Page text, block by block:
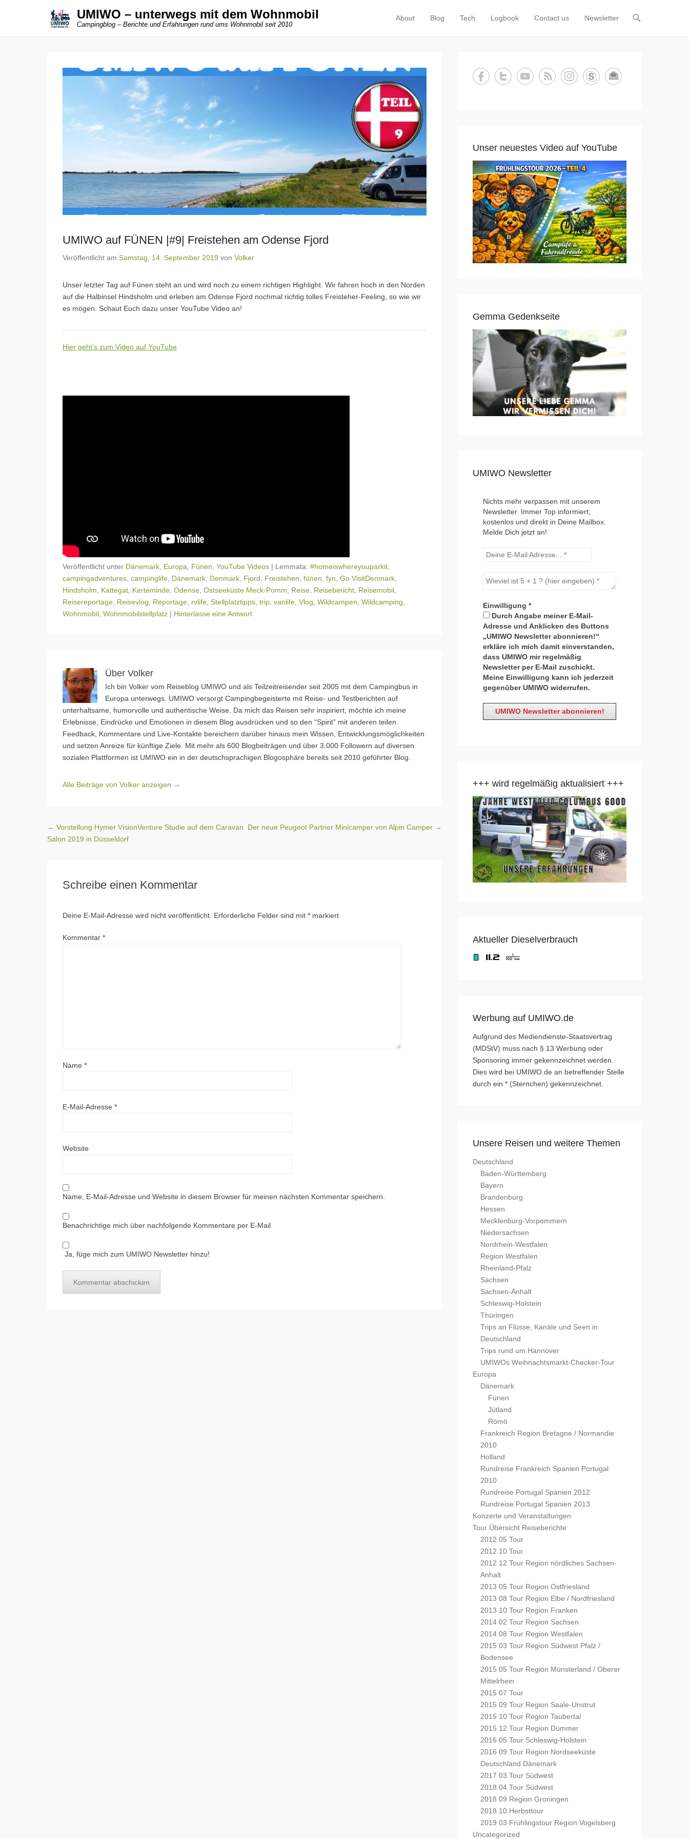
UMIWO – unterwegs mit dem Wohnmobil
Campingblog – Berichte und Erfahrungen rund ums Wohnmobil seit 2010
Primäres Menü
Zum Inhalt springen
About Blog Tech Logbook Contact us Newsletter
UMIWO auf FÜNEN |#9| Freistehen am Odense Fjord
Veröffentlicht am Samstag, 14. September 2019 von Volker
Unser letzter Tag auf Fünen steht an und wird noch zu einem richtigen Highlight. Wir fahren hoch in den Norden
auf die Halbinsel Hindsholm und erleben am Odense Fjord nochmal richtig tolles Freisteher-Feeling, so wie wir
es mögen. Schaut Euch dazu unser YouTube Video an!
Hier geht’s zum Video auf YouTube
Veröffentlicht unter Dänemark Europa Fünen YouTube Videos | Lemmata: #homeiswhereyouparkit
campingadventures campinglife Dänemark Denmark Fjord Freistehen fünen fyn Go VisitDenmark
Hindsholm
Kattegat Kerteminde Odense Ostseeküste Meck-Pomm Reise Reisebericht Reisemobil
Reisereportage Reisevlog Reportage rvlife Stellplatztipps trip vanlife Vlog Wildcampen Wildcamping
Wohnmobil Wohnmobilstellplatz | Hinterlasse eine Antwort
Über Volker
Ich bin Volker vom Reiseblog UMIWO und als Teilzeitreisender seit 2005 mit dem Campingbus in
Europa unterwegs. UMIWO versorgt Campingbegeisterte mit Reise- und Testberichten auf
unterhaltsame, humorvolle und authentische Weise. Da mich das Reisen sehr inspiriert, möchte ich meine
Erlebnisse, Eindrücke und Emotionen in diesem Blog ausdrücken und so den “Spirit” mit anderen teilen.
Feedback, Kommentare und Live-Kontakte bereichern darüber hinaus mein Wissen, Entwicklungsmöglichkeiten
und setzen Anreize für künftige Ziele. Mit mehr als 600 Blogbeiträgen und über 3.000 Followern auf diversen
sozialen Plattformen ist UMIWO ein in der deutschsprachigen Blogosphäre bereits seit 2010 geführter Blog.
Alle Beiträge von Volker anzeigen →
Beitragsnavigation
← Vorstellung Hymer VisionVenture Studie auf dem Caravan
Salon 2019 in Düsseldorf
Der neue Peugeot Partner Minicamper von Alpin Camper →
Schreibe einen Kommentar
Deine E-Mail-Adresse wird nicht veröffentlicht. Erforderliche Felder sind mit * markiert
Kommentar *
Name *
E-Mail-Adresse *
Website
Name, E-Mail-Adresse und Website in diesem Browser für meinen nächsten Kommentar speichern.
Benachrichtige mich über nachfolgende Kommentare per E-Mail
Ja, füge mich zum UMIWO Newsletter hinzu!
Unser neuestes Video auf YouTube
Gemma Gedenkseite
UMIWO Newsletter
Nichts mehr verpassen mit unserem
Newsletter. Immer Top informiert,
kostenlos und direkt in Deine Mailbox.
Melde Dich jetzt an!
Einwilligung *
Durch Angabe meiner E-Mail-
Adresse und Anklicken des Buttons
„UMIWO Newsletter abonnieren!“
erkläre ich mich damit einverstanden,
dass UMIWO mir regelmäßig
Newsletter per E-Mail zuschickt.
Meine Einwilligung kann ich jederzeit
gegenüber UMIWO widerrufen.
+++ wird regelmäßig aktualisiert +++
Aktueller Dieselverbrauch
Werbung auf UMIWO.de
Aufgrund des Mediendienste-Staatsvertrag
(MDStV) muss nach § 13 Werbung oder
Sponsoring immer gekennzeichnet werden.
Dies wird bei UMIWO.de an betreffender Stelle
durch ein * (Sternchen) gekennzeichnet.
Unsere Reisen und weitere Themen
Deutschland
Baden-Württemberg
Bayern
Brandenburg
Hessen
Mecklenburg-Vorpommern
Niedersachsen
Nordrhein-Westfalen
Region Westfalen
Rheinland-Pfalz
Sachsen
Sachsen-Anhalt
Schleswig-Holstein
Thüringen
Trips an Flüsse, Kanäle und Seen in
Deutschland
Trips rund um Hannover
UMIWOs Weihnachtsmarkt-Checker-Tour
Europa
Dänemark
Fünen
Jütland
Römö
Frankreich Region Bretagne / Normandie
2010
Holland
Rundreise Frankreich Spanien Portugal
2010
Rundreise Portugal Spanien 2012
Rundreise Portugal Spanien 2013
Konzerte und Veranstaltungen
Tour Übersicht Reiseberichte
2012 05 Tour
2012 10 Tour
2012 12 Tour Region nördliches Sachsen-
Anhalt
2013 05 Tour Region Ostfriesland
2013 08 Tour Region Elbe / Nordfriesland
2013 10 Tour Region Franken
2014 02 Tour Region Sachsen
2014 08 Tour Region Westfalen
2015 03 Tour Region Südwest Pfalz /
Bodensee
2015 05 Tour Region Münsterland / Oberer
Mittelrhein
2015 07 Tour
2015 09 Tour Region Saale-Unstrut
2015 10 Tour Region Taubertal
2015 12 Tour Region Dümmer
2016 05 Tour Schleswig-Holstein
2016 09 Tour Region Nordseeküste
Deutschland Dänemark
2017 03 Tour Südwest
2018 04 Tour Südwest
2018 09 Region Groningen
2018 10 Herbsttour
2019 03 Frühlingstour Region Vogelsberg
Uncategorized